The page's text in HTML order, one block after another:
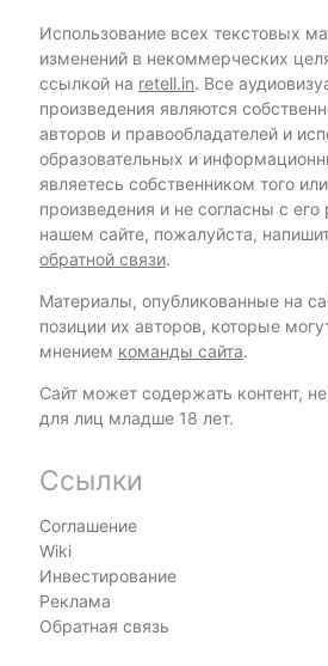
Использование всех текстовых
изменений в некоммерческих
ссылкой на retell.in. Все
произведения являются
авторов и правообладателей и
образовательных и
являетесь собственником того
произведения и не согласны с
нашем сайте, пожалуйста,
обратной связи.
Материалы, опубликованные на
позиции их авторов, которые
мнением команды сайта.
Сайт может содержать контент,
для лиц младше 18 лет.
Ссылки
Соглашение
Wiki
Инвестирование
Реклама
Обратная связь